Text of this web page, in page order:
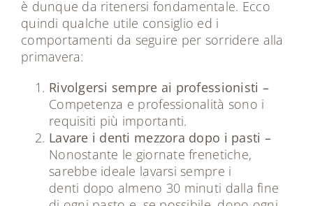
è dunque da ritenersi fondamentale. Ecco
quindi qualche utile consiglio ed i
comportamenti da seguire per sorridere alla
primavera:
Rivolgersi sempre ai professionisti –
Competenza e professionalità sono i
requisiti più importanti.
Lavare i denti mezzora dopo i pasti –
Nonostante le giornate frenetiche,
sarebbe ideale lavarsi sempre i
denti dopo almeno 30 minuti dalla fine